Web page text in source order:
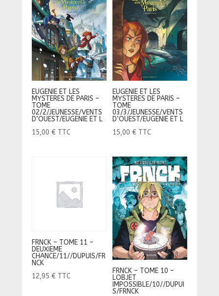
EUGENIE ET LES
MYSTERES DE PARIS –
TOME
02/2/JEUNESSE/VENTS
D’OUEST/EUGENIE ET L
15,00 € TTC
EUGENIE ET LES
MYSTERES DE PARIS –
TOME
03/3/JEUNESSE/VENTS
D’OUEST/EUGENIE ET L
15,00 € TTC
FRNCK – TOME 11 –
DEUXIEME
CHANCE/11//DUPUIS/FR
NCK
12,95 € TTC
FRNCK – TOME 10 –
LOBJET
IMPOSSIBLE/10//DUPUI
S/FRNCK